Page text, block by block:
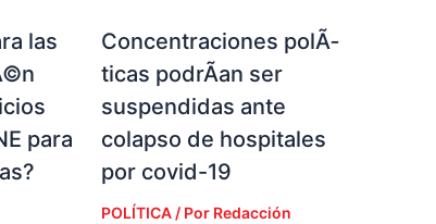
las
para
Concentraciones polÃ­
ticas podrÃ­an ser
suspendidas ante
colapso de hospitales
por covid-19
POLÍTICA/ Por Redacción